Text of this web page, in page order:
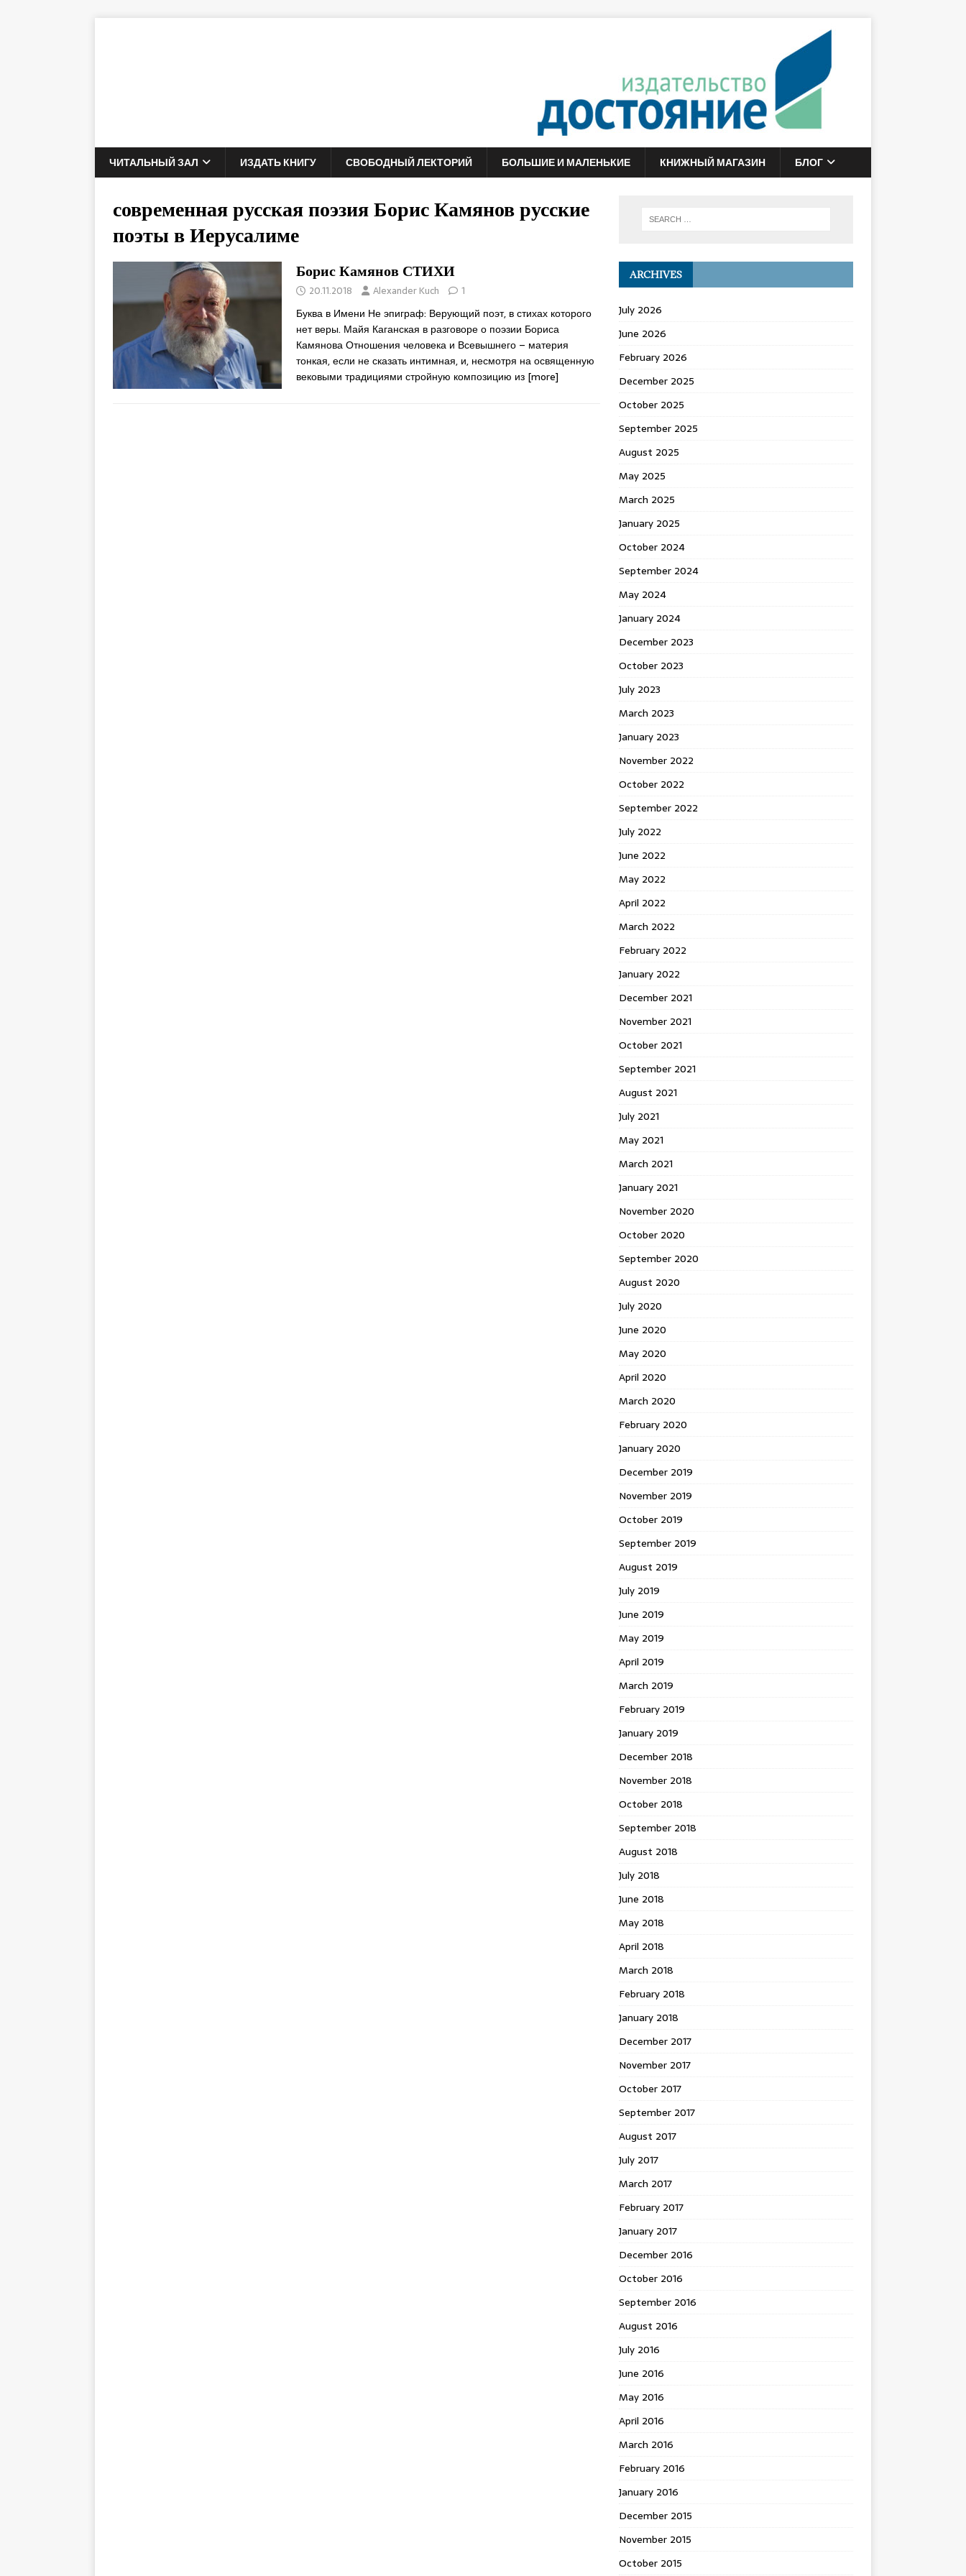
ЧИТАЛЬНЫЙ ЗАЛ ИЗДАТЬ КНИГУ СВОБОДНЫЙ ЛЕКТОРИЙ БОЛЬШИЕ И МАЛЕНЬКИЕ КНИЖНЫЙ МАГАЗИН БЛОГ
современная русская поэзия Борис Камянов русские
поэты в Иерусалиме
Борис Камянов СТИХИ
20.11.2018 Alexander Kuch 1
Буква в Имени Не эпиграф: Верующий поэт, в стихах которого
нет веры. Майя Каганская в разговоре о поэзии Бориса
Камянова Отношения человека и Всевышнего – материя
тонкая, если не сказать интимная, и, несмотря на освященную
вековыми традициями стройную композицию из [more]
ARCHIVES
July 2026
June 2026
February 2026
December 2025
October 2025
September 2025
August 2025
May 2025
March 2025
January 2025
October 2024
September 2024
May 2024
January 2024
December 2023
October 2023
July 2023
March 2023
January 2023
November 2022
October 2022
September 2022
July 2022
June 2022
May 2022
April 2022
March 2022
February 2022
January 2022
December 2021
November 2021
October 2021
September 2021
August 2021
July 2021
May 2021
March 2021
January 2021
November 2020
October 2020
September 2020
August 2020
July 2020
June 2020
May 2020
April 2020
March 2020
February 2020
January 2020
December 2019
November 2019
October 2019
September 2019
August 2019
July 2019
June 2019
May 2019
April 2019
March 2019
February 2019
January 2019
December 2018
November 2018
October 2018
September 2018
August 2018
July 2018
June 2018
May 2018
April 2018
March 2018
February 2018
January 2018
December 2017
November 2017
October 2017
September 2017
August 2017
July 2017
March 2017
February 2017
January 2017
December 2016
October 2016
September 2016
August 2016
July 2016
June 2016
May 2016
April 2016
March 2016
February 2016
January 2016
December 2015
November 2015
October 2015